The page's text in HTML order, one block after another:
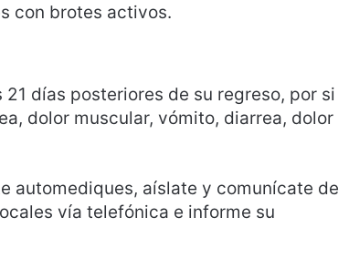
con brotes activos.
días posteriores de su regreso, por si
dolor muscular, vómito, diarrea, dolor
automediques, aíslate y comunícate de
vía telefónica e informe su